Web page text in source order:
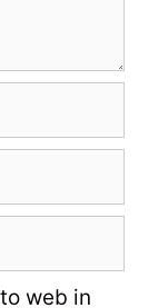
web in